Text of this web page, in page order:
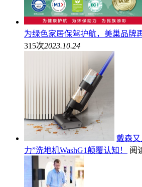
为绿色家居保驾护航，美巢品牌
315次2023.10.24
戴森又
力”洗地机WashG1颠覆认知！
阅